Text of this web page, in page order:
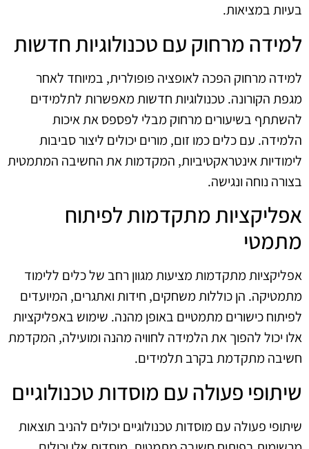
בעיות במציאות.
למידה מרחוק עם טכנולוגיות חדשות
למידה מרחוק הפכה לאופציה פופולרית, במיוחד לאחר
מגפת הקורונה. טכנולוגיות חדשות מאפשרות לתלמידים
להשתתף בשיעורים מרחוק מבלי לפספס את איכות
הלמידה. עם כלים כמו זום, מורים יכולים ליצור סביבות
לימודיות אינטראקטיביות, המקדמות את החשיבה המתמטית
בצורה נוחה ונגישה.
אפליקציות מתקדמות לפיתוח
מתמטי
אפליקציות מתקדמות מציעות מגוון רחב של כלים ללימוד
מתמטיקה. הן כוללות משחקים, חידות ואתגרים, המיועדים
לפיתוח כישורים מתמטיים באופן מהנה. שימוש באפליקציות
אלו יכול להפוך את הלמידה לחוויה מהנה ומועילה, המקדמת
חשיבה מתקדמת בקרב תלמידים.
שיתופי פעולה עם מוסדות טכנולוגיים
שיתופי פעולה עם מוסדות טכנולוגיים יכולים להניב תוצאות